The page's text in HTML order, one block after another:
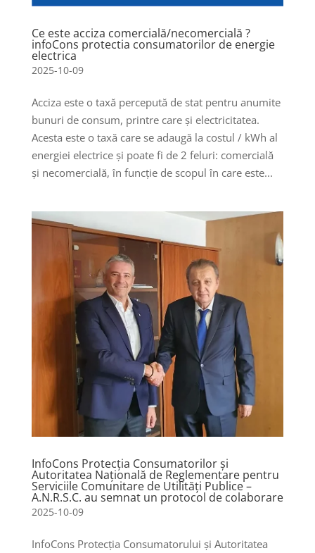
Ce este acciza comercială/necomercială ?
infoCons protectia consumatorilor de energie
electrica
2025-10-09
Acciza este o taxă percepută de stat pentru anumite
bunuri de consum, printre care și electricitatea.
Acesta este o taxă care se adaugă la costul / kWh al
energiei electrice și poate fi de 2 feluri: comercială
și necomercială, în funcție de scopul în care este...
InfoCons Protecția Consumatorilor și
Autoritatea Naţională de Reglementare pentru
Serviciile Comunitare de Utilităţi Publice –
A.N.R.S.C. au semnat un protocol de colaborare
2025-10-09
InfoCons Protecția Consumatorului și Autoritatea